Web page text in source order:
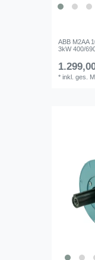
ABB M2AA
3kW 400/
*inkl. ges.